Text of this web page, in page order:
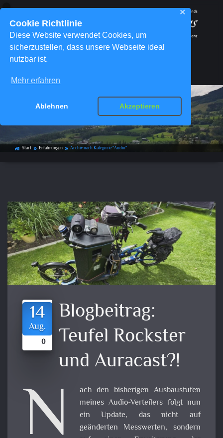
Cookie Richtlinie
Diese Website verwendet Cookies, um
sicherzustellen, dass unsere Webseite ideal
nutzbar ist.
Mehr erfahren
Ablehnen Akzeptieren
✕
Kategorie-Archiv:Audio
home_work Start double_arrow Erfahrungen double_arrow Archiv nach Kategorie "Audio"
14
Aug.
0
Blogbeitrag:
Teufel Rockster
und Auracast?!
ach den bisherigen Ausbaustufen
meines Audio-Verteilers folgt nun
ein Update, das nicht auf
geänderten Messwerten, sondern